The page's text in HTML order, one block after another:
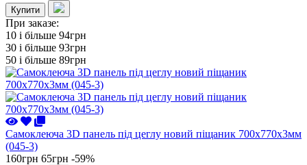
Купити
При заказе:
10 i більше 94грн
30 i більше 93грн
50 i більше 89грн
Самоклеюча 3D панель під цеглу новий піщаник 700x770x3мм
(045-3)
160грн 65грн -59%